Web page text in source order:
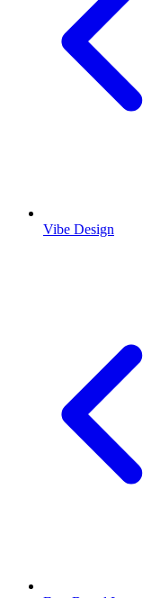
Vibe Design